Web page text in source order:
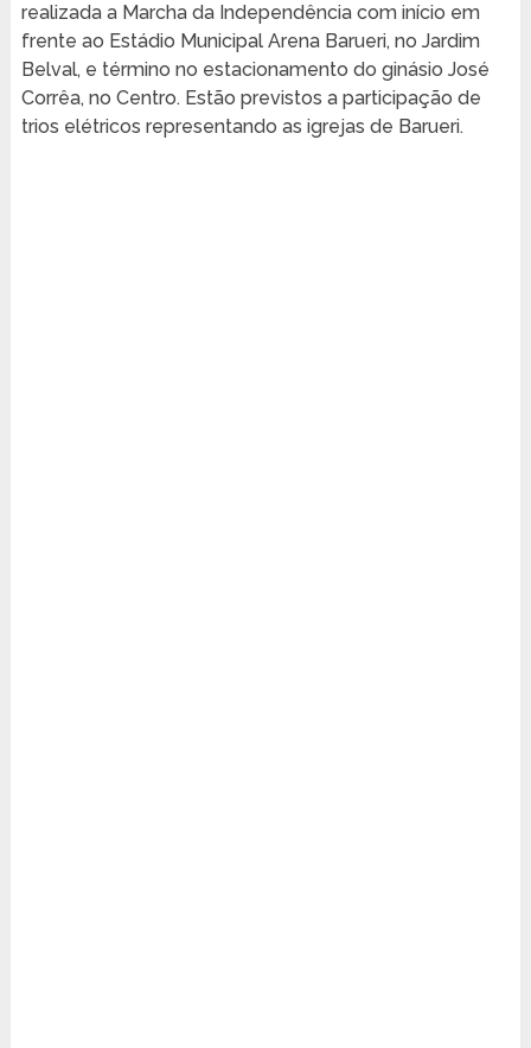
realizada a Marcha da Independência com início em
frente ao Estádio Municipal Arena Barueri, no Jardim
Belval, e término no estacionamento do ginásio José
Corrêa, no Centro. Estão previstos a participação de
trios elétricos representando as igrejas de Barueri.